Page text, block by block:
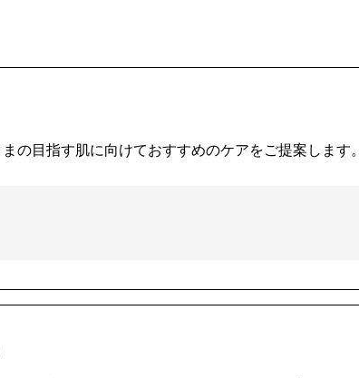
の目指す肌に向けておすすめのケアをご提案します。